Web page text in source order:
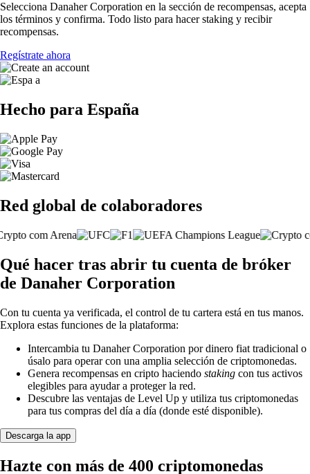
Selecciona Danaher Corporation en la sección de recompensas, acepta
los términos y confirma. Todo listo para hacer staking y recibir
recompensas.
Regístrate ahora
Hecho para España
Red global de colaboradores
Qué hacer tras abrir tu cuenta de bróker
de Danaher Corporation
Con tu cuenta ya verificada, el control de tu cartera está en tus manos.
Explora estas funciones de la plataforma:
Intercambia tu Danaher Corporation por dinero fiat tradicional o
úsalo para operar con una amplia selección de criptomonedas.
Genera recompensas en cripto haciendo staking con tus activos
elegibles para ayudar a proteger la red.
Descubre las ventajas de Level Up y utiliza tus criptomonedas
para tus compras del día a día (donde esté disponible).
Descarga la app
Hazte con más de 400 criptomonedas